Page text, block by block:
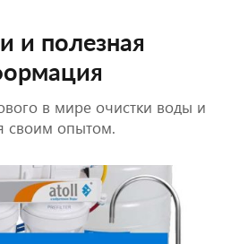
и полезная
в мире очистки воды и
своим опытом.